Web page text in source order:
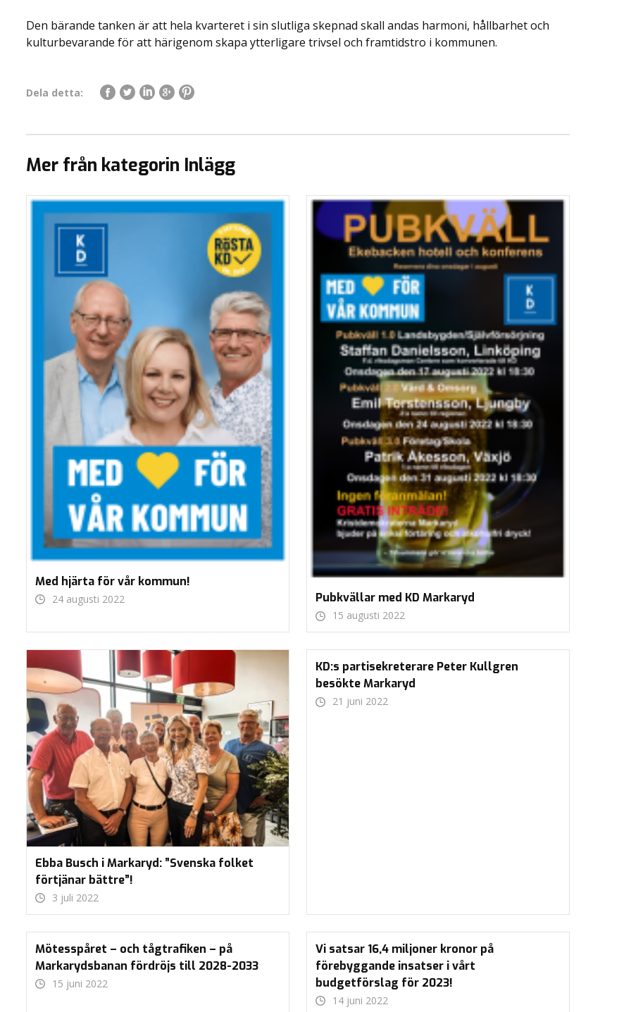
Den bärande tanken är att hela kvarteret i sin slutliga skepnad skall andas harmoni, hållbarhet och
kulturbevarande för att härigenom skapa ytterligare trivsel och framtidstro i kommunen.
Dela detta:
Mer från kategorin Inlägg
Med hjärta för vår kommun!
24 augusti 2022 Pubkvällar med KD Markaryd
15 augusti 2022
Ebba Busch i Markaryd: ”Svenska folket
förtjänar bättre”!
3 juli 2022
KD:s partisekreterare Peter Kullgren
besökte Markaryd
21 juni 2022
Mötesspåret – och tågtrafiken – på
Markarydsbanan fördröjs till 2028-2033
15 juni 2022
Vi satsar 16,4 miljoner kronor på
förebyggande insatser i vårt
budgetförslag för 2023!
14 juni 2022